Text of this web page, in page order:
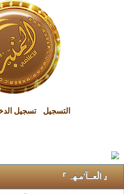
التسجيل تسجيل
『 اڷعــآ‘مـهہ 』